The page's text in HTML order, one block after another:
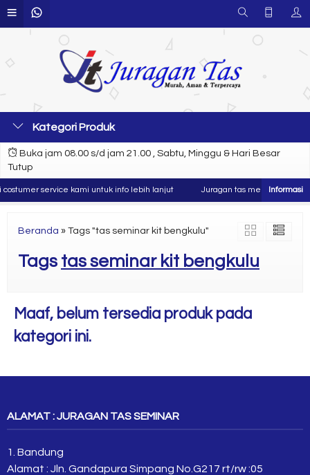
Kategori Produk
Buka jam 08.00 s/d jam 21.00 , Sabtu, Minggu & Hari Besar
Tutup
service kami untuk info lebih lanjut Juragan tas merupakan
Beranda » Tags "tas seminar kit bengkulu"
Tags tas seminar kit bengkulu
Maaf, belum tersedia produk pada
kategori ini.
ALAMAT : JURAGAN TAS SEMINAR
1. Bandung
Alamat : Jln. Gandapura Simpang No.G217 rt/rw :05